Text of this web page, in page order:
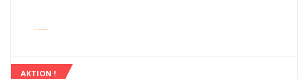
inkl. Versandkosten
AKTION !